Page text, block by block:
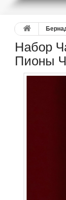
Набор
Пионы